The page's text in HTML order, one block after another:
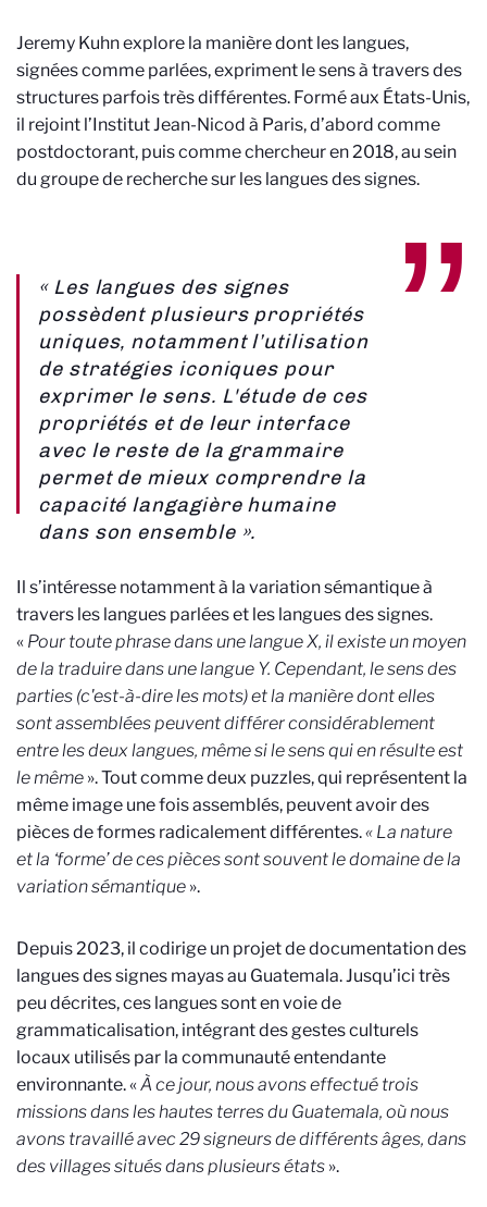
Jeremy Kuhnexplore la manière dont les langues,
signées comme parlées, expriment le sens à travers des
structures parfois très différentes. Formé aux États-Unis,
il rejoint l’Institut Jean-Nicod à Paris, d’abord comme
postdoctorant, puis comme chercheur en 2018, au sein
du groupe de recherche sur les langues des signes.
« Les langues des signes
possèdent plusieurs propriétés
uniques, notamment l’utilisation
de stratégies iconiques pour
exprimer le sens. L'étude de ces
propriétés et de leur interface
avec le reste de la grammaire
permet de mieux comprendre la
capacité langagière humaine
dans son ensemble ».
Il s’intéresse notamment à la variation sémantique à
travers les langues parlées et les langues des signes.
« Pour toute phrase dans une langue X, il existe un moyen
de la traduire dans une langue Y. Cependant, le sens des
parties (c'est-à-dire les mots) et la manière dont elles
sont assemblées peuvent différer considérablement
entre les deux langues, même si le sens qui en résulte est
le même ». Tout comme deux puzzles, qui représentent la
même image une fois assemblés, peuvent avoir des
pièces de formes radicalement différentes.« La nature
et la ‘forme’ de ces pièces sont souvent le domaine de la
variation sémantique ».
Depuis 2023, il codirige un projet de documentation des
langues des signes mayas au Guatemala. Jusqu’ici très
peu décrites, ces langues sont en voie de
grammaticalisation, intégrant des gestes culturels
locaux utilisés par la communauté entendante
environnante. «À ce jour, nous avons effectué trois
missions dans les hautes terres du Guatemala, où nous
avons travaillé avec 29 signeurs de différents âges, dans
des villages situés dans plusieurs états ».